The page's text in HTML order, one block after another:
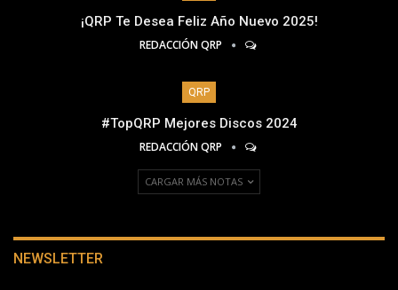
¡QRP Te Desea Feliz Año Nuevo 2025!
REDACCIÓN QRP
QRP
#TopQRP Mejores Discos 2024
REDACCIÓN QRP
CARGAR MÁS NOTAS
NEWSLETTER